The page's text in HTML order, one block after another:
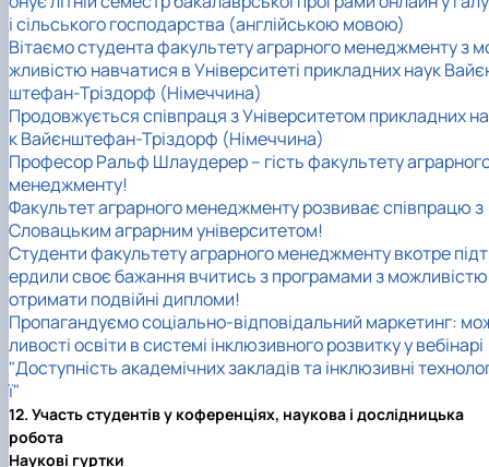
і сільського господарства (англійською мовою)
Вітаємо студента факультету аграрного менеджменту з
жливістю навчатися в Університеті прикладних наук
штефан-Тріздорф (Німеччина)
Продовжується співпраця з Університетом прикладних
к Вайєнштефан-Тріздорф (Німеччина)
Професор Ральф Шлаудерер – гість факультету
менеджменту!
Факультет аграрного менеджменту розвиває співпрацю з
Словацьким аграрним університетом!
Студенти факультету аграрного менеджменту вкотре
ердили своє бажання вчитись з програмами з можливістю
отримати подвійні дипломи!
Пропагандуємо соціально-відповідальний маркетинг:
ливості освіти в системі інклюзивного розвитку у вебінарі
"Доступність академічних закладів та інклюзивні
ї"
12. Участь студентів у коференціях, наукова і дослідницька
робота
Наукові гуртки